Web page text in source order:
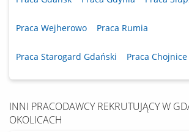
Praca Wejherowo Praca Rumia
Praca Starogard Gdański Praca Chojnice
INNI PRACODAWCY REKRUTUJĄCY W
OKOLICACH